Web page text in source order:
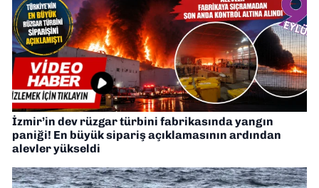
İzmir’in dev rüzgar türbini fabrikasında yangın
paniği! En büyük sipariş açıklamasının ardından
alevler yükseldi